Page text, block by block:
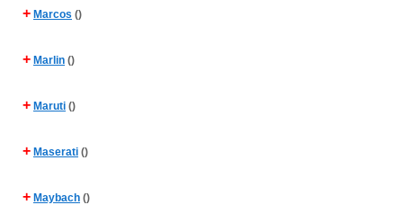
+ Marcos ()
+ Marlin ()
+ Maruti ()
+ Maserati ()
+ Maybach ()